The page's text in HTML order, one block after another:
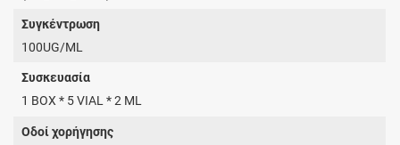
Συγκέντρωση
100UG/ML
Συσκευασία
1 BOX * 5 VIAL * 2 ML
Οδοί χορήγησης